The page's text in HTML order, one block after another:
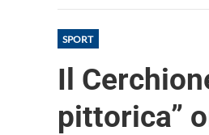
SPORT
Il
pittorica”